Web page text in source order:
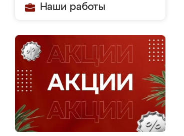
Наши работы